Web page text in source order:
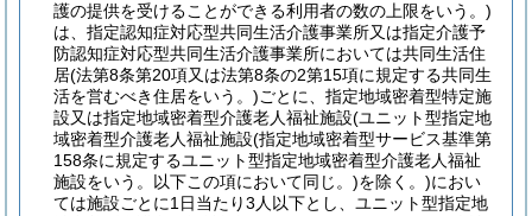
護の提供を受けることができる利用者の数の上限をいう。)
は、指定認知症対応型共同生活介護事業所又は指定介護予
防認知症対応型共同生活介護事業所においては共同生活住
居(法第8条第20項又は法第8条の2第15項に規定する共同生
活を営むべき住居をいう。)ごとに、指定地域密着型特定施
設又は指定地域密着型介護老人福祉施設(ユニット型指定地
域密着型介護老人福祉施設(指定地域密着型サービス基準第
158条に規定するユニット型指定地域密着型介護老人福祉
施設をいう。以下この項において同じ。)を除く。)におい
ては施設ごとに1日当たり3人以下とし、ユニット型指定地